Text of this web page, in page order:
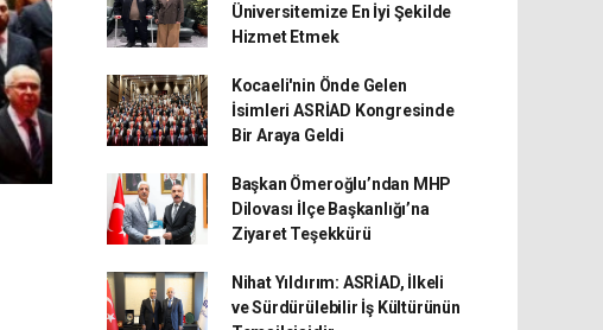
Üniversitemize En İyi Şekilde
Hizmet Etmek
Kocaeli'nin Önde Gelen
İsimleri ASRİAD Kongresinde
Bir Araya Geldi
Başkan Ömeroğlu’ndan MHP
Dilovası İlçe Başkanlığı’na
Ziyaret Teşekkürü
Nihat Yıldırım: ASRİAD, İlkeli
ve Sürdürülebilir İş Kültürünün